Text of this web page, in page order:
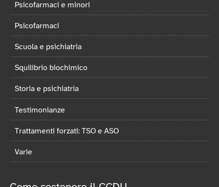
Psicofarmaci e minori
Psicofarmaci
Scuola e psichiatria
Squilibrio biochimico
Storia e psichiatria
Testimonianze
Trattamenti forzati: TSO e ASO
Varie